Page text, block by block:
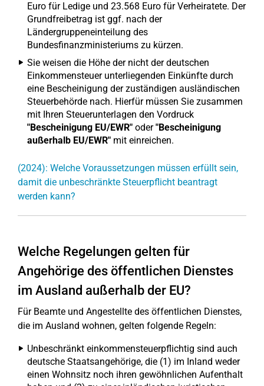
Euro für Ledige und 23.568 Euro für Verheiratete. Der
Grundfreibetrag ist ggf. nach der
Ländergruppeneinteilung des
Bundesfinanzministeriums zu kürzen.
Sie weisen die Höhe der nicht der deutschen
Einkommensteuer unterliegenden Einkünfte durch
eine Bescheinigung der zuständigen ausländischen
Steuerbehörde nach. Hierfür müssen Sie zusammen
mit Ihren Steuerunterlagen den Vordruck
"Bescheinigung EU/EWR" oder"Bescheinigung
außerhalb EU/EWR" mit einreichen.
(2024): Welche Voraussetzungen müssen erfüllt sein,
damit die unbeschränkte Steuerpflicht beantragt
werden kann?
Welche Regelungen gelten für
Angehörige des öffentlichen Dienstes
im Ausland außerhalb der EU?
Für Beamte und Angestellte des öffentlichen Dienstes,
die im Ausland wohnen, gelten folgende Regeln:
Unbeschränkt einkommensteuerpflichtig sind auch
deutsche Staatsangehörige, die (1) im Inland weder
einen Wohnsitz noch ihren gewöhnlichen Aufenthalt